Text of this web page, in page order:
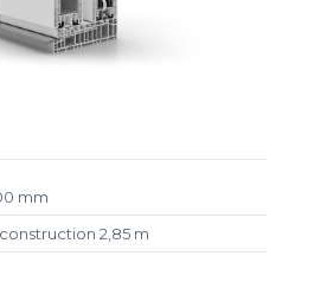
mm
2,85 m